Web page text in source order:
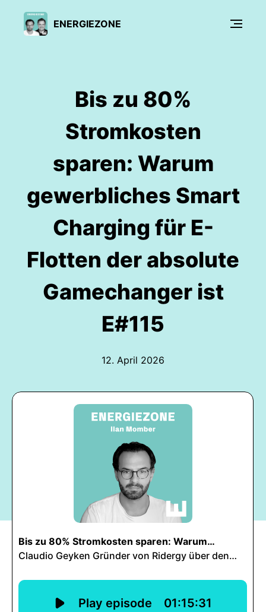
ENERGIEZONE
Bis zu 80%
Stromkosten
sparen: Warum
gewerbliches Smart
Charging für E-
Flotten der absolute
Gamechanger ist
E#115
12. April 2026